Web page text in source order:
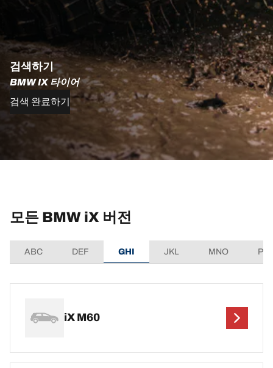
검색하기
BMW IX 타이어
검색 완료하기
모든 BMW iX 버전
ABC DEF GHI JKL MNO
iX M60